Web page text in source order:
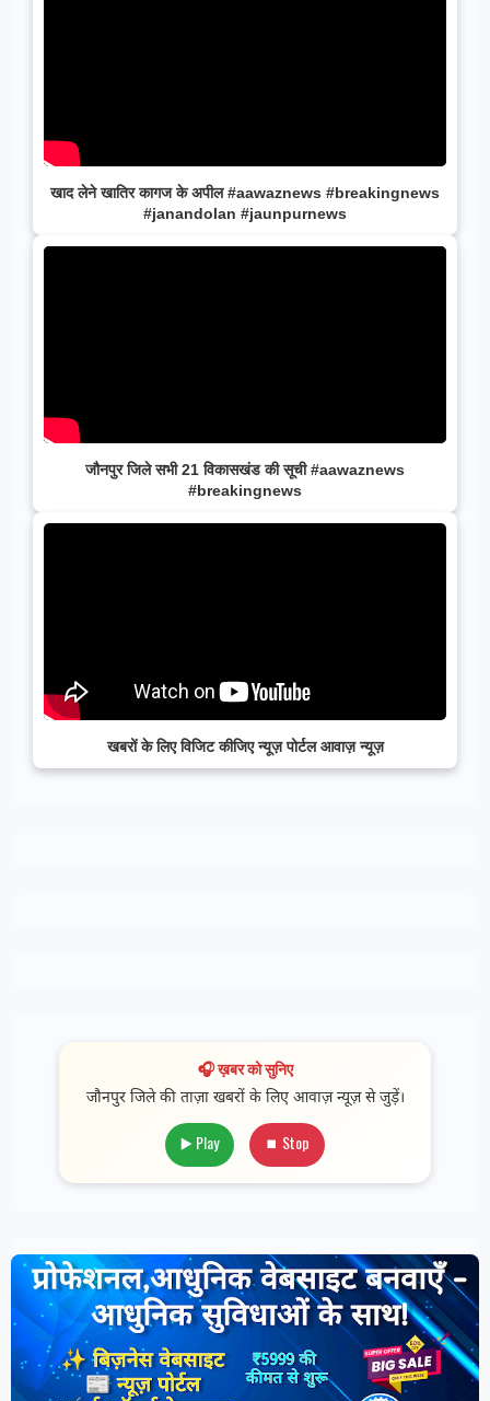
खाद लेने खातिर कागज के अपील #aawaznews #breakingnews
#janandolan #jaunpurnews
जौनपुर जिले सभी 21 विकासखंड की सूची #aawaznews
#breakingnews
खबरों के लिए विजिट कीजिए न्यूज़ पोर्टल आवाज़ न्यूज़
🎧 ख़बर को सुनिए
जौनपुर जिले की ताज़ा खबरों के लिए आवाज़ न्यूज़ से जुड़ें।
▶️ Play ⏹ Stop